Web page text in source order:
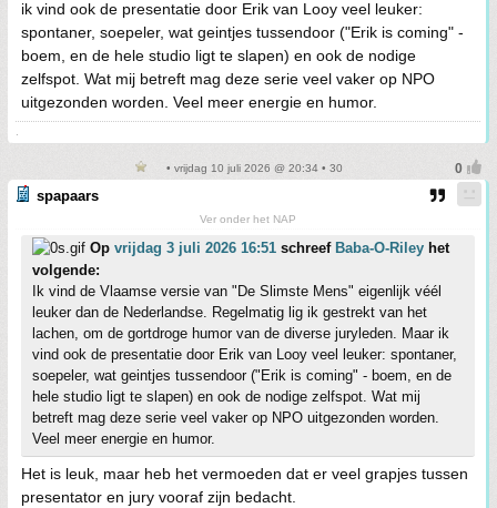
ik vind ook de presentatie door Erik van Looy veel leuker:
spontaner, soepeler, wat geintjes tussendoor ("Erik is coming" -
boem, en de hele studio ligt te slapen) en ook de nodige
zelfspot. Wat mij betreft mag deze serie veel vaker op NPO
uitgezonden worden. Veel meer energie en humor.
.
• vrijdag 10 juli 2026 @ 20:34 • 30
spapaars
Ver onder het NAP
Op vrijdag 3 juli 2026 16:51 schreef Baba-O-Riley het
volgende:
Ik vind de Vlaamse versie van "De Slimste Mens" eigenlijk véél
leuker dan de Nederlandse. Regelmatig lig ik gestrekt van het
lachen, om de gortdroge humor van de diverse juryleden. Maar ik
vind ook de presentatie door Erik van Looy veel leuker: spontaner,
soepeler, wat geintjes tussendoor ("Erik is coming" - boem, en de
hele studio ligt te slapen) en ook de nodige zelfspot. Wat mij
betreft mag deze serie veel vaker op NPO uitgezonden worden.
Veel meer energie en humor.
Het is leuk, maar heb het vermoeden dat er veel grapjes tussen
presentator en jury vooraf zijn bedacht.